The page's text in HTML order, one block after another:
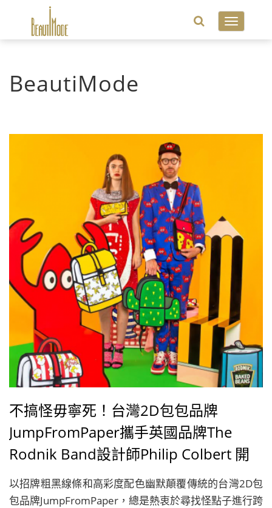
Toggle
BeautiMode
不搞怪毋寧死！台灣2D包包品牌
JumpFromPaper攜手英國品牌The
Rodnik Band設計師Philip Colbert 開
趴玩食物
以招牌粗黑線條和高彩度配色幽默顛覆傳統的台灣2D包
包品牌JumpFromPaper，總是熱衷於尋找怪點子進行跨